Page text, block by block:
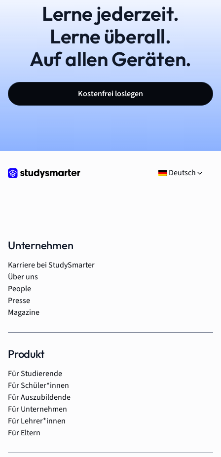
Lerne jederzeit.
Lerne überall.
Auf allen Geräten.
Kostenfrei loslegen
Deutsch
Unternehmen
Karriere bei StudySmarter
Über uns
People
Presse
Magazine
Produkt
Für Studierende
Für Schüler*innen
Für Auszubildende
Für Unternehmen
Für Lehrer*innen
Für Eltern